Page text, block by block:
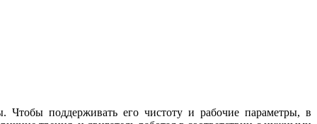
Чтобы поддерживать его чистоту и рабочие параметры, в